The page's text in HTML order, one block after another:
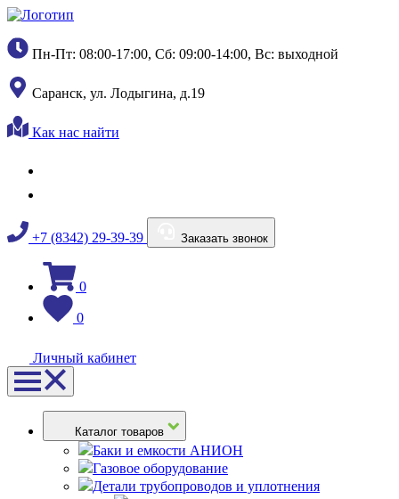
Пн-Пт: 08:00-17:00, Сб: 09:00-14:00, Вс: выходной
Саранск, ул. Лодыгина, д.19
Как нас найти
+7 (8342) 29-39-39 Заказать звонок
0
0
Личный кабинет
Каталог товаров
Баки и емкости АНИОН
Газовое оборудование
Детали трубопроводов и уплотнения